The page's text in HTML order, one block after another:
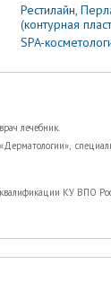
Рестилайн,
(контурная
SPA-
лечебник.
КУ ВПО